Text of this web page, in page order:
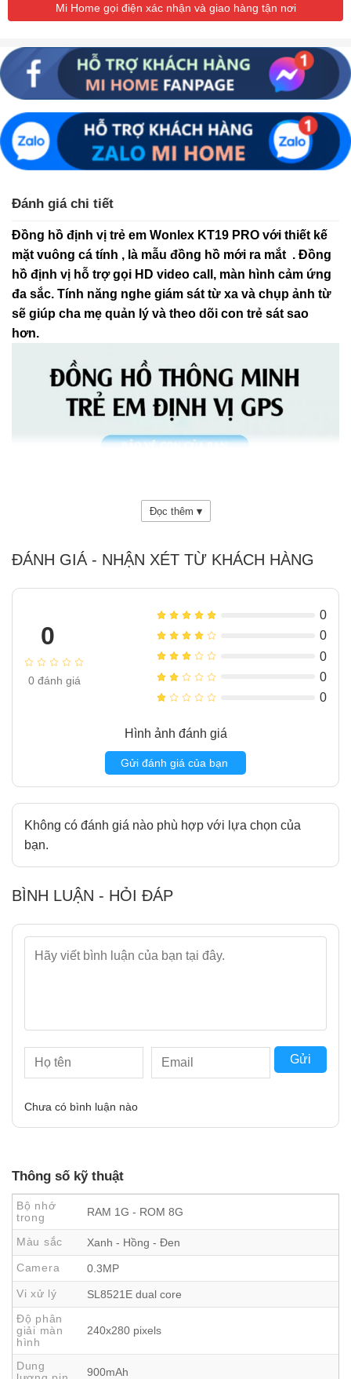
Mi Home gọi điện xác nhận và giao hàng tận nơi
Đánh giá chi tiết
Đồng hồ định vị trẻ em Wonlex KT19 PRO với thiết kế
mặt vuông cá tính , là mẫu đồng hồ mới ra mắt . Đồng
hồ định vị hỗ trợ gọi HD video call, màn hình cảm ứng
đa sắc. Tính năng nghe giám sát từ xa và chụp ảnh từ
sẽ giúp cha mẹ quản lý và theo dõi con trẻ sát sao
hơn.
Đọc thêm ▾
ĐÁNH GIÁ - NHẬN XÉT TỪ KHÁCH HÀNG
0
0đánh giá
0
0
0
0
0
Hình ảnh đánh giá
Gửi đánh giá của bạn
Không có đánh giá nào phù hợp với lựa chọn của
bạn.
BÌNH LUẬN - HỎI ĐÁP
Gửi
Chưa có bình luận nào
Thông số kỹ thuật
Bộ nhớ
trong
RAM 1G - ROM 8G
Màu sắc
Xanh - Hồng - Đen
Camera
0.3MP
Vi xử lý
SL8521E dual core
Độ phân
giải màn
hình
240x280 pixels
Dung
900mAh